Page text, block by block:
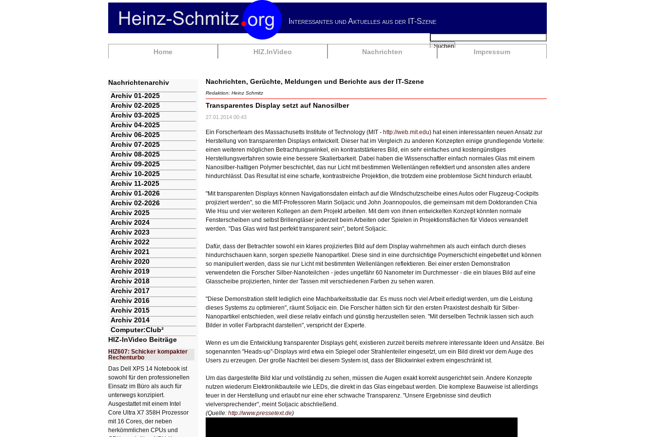
Interessantes und Aktuelles aus der IT-Szene
Navigation
Home HIZ.InVideo Nachrichten Impressum
Suchbegriffe
Suchen
Nachrichten, Gerüchte, Meldungen und Berichte aus der IT-Szene
Redaktion: Heinz Schmitz
Transparentes Display setzt auf Nanosilber
27.01.2014 00:43
Ein Forscherteam des Massachusetts Institute of Technology (MIT - http://web.mit.edu) hat einen interessanten neuen Ansatz zur
Herstellung von transparenten Displays entwickelt. Dieser hat im Vergleich zu anderen Konzepten einige grundlegende Vorteile:
einen weiteren möglichen Betrachtungswinkel, ein kontraststärkeres Bild, ein sehr einfaches und kostengünstiges
Herstellungsverfahren sowie eine bessere Skalierbarkeit. Dabei haben die Wissenschaftler einfach normales Glas mit einem
Nanosilber-haltigen Polymer beschichtet, das nur Licht mit bestimmen Wellenlängen reflektiert und ansonsten alles andere
hindurchlässt. Das Resultat ist eine scharfe, kontrastreiche Projektion, die trotzdem eine problemlose Sicht hindurch erlaubt.
"Mit transparenten Displays können Navigationsdaten einfach auf die Windschutzscheibe eines Autos oder Flugzeug-Cockpits
projiziert werden", so die MIT-Professoren Marin Soljacic und John Joannopoulos, die gemeinsam mit dem Doktoranden Chia
Wie Hsu und vier weiteren Kollegen an dem Projekt arbeiten. Mit dem von ihnen entwickelten Konzept könnten normale
Fensterscheiben und selbst Brillengläser jederzeit beim Arbeiten oder Spielen in Projektionsflächen für Videos verwandelt
werden. "Das Glas wird fast perfekt transparent sein", betont Soljacic.
Dafür, dass der Betrachter sowohl ein klares projiziertes Bild auf dem Display wahrnehmen als auch einfach durch dieses
hindurchschauen kann, sorgen spezielle Nanopartikel. Diese sind in eine durchsichtige Poymerschicht eingebettet und können
so manipuliert werden, dass sie nur Licht mit bestimmten Wellenlängen reflektieren. Bei einer ersten Demonstration
verwendeten die Forscher Silber-Nanoteilchen - jedes ungefähr 60 Nanometer im Durchmesser - die ein blaues Bild auf eine
Glasscheibe projizierten, hinter der Tassen mit verschiedenen Farben zu sehen waren.
"Diese Demonstration stellt lediglich eine Machbarkeitsstudie dar. Es muss noch viel Arbeit erledigt werden, um die Leistung
dieses Systems zu optimieren", räumt Soljacic ein. Die Forscher hätten sich für den ersten Praxistest deshalb für Silber-
Nanopartikel entschieden, weil diese relativ einfach und günstig herzustellen seien. "Mit derselben Technik lassen sich auch
Bilder in voller Farbpracht darstellen", verspricht der Experte.
Wenn es um die Entwicklung transparenter Displays geht, existieren zurzeit bereits mehrere interessante Ideen und Ansätze. Bei
sogenannten "Heads-up"-Displays wird etwa ein Spiegel oder Strahlenteiler eingesetzt, um ein Bild direkt vor dem Auge des
Users zu erzeugen. Der große Nachteil bei diesem System ist, dass der Blickwinkel extrem eingeschränkt ist.
Um das dargestellte Bild klar und vollständig zu sehen, müssen die Augen exakt korrekt ausgerichtet sein. Andere Konzepte
nutzen wiederum Elektronikbauteile wie LEDs, die direkt in das Glas eingebaut werden. Die komplexe Bauweise ist allerdings
teuer in der Herstellung und erlaubt nur eine eher schwache Transparenz. "Unsere Ergebnisse sind deutlich
vielversprechender", meint Soljacic abschließend.
(Quelle: http://www.pressetext.de)
Nachrichtenarchiv
Navigation
überspringen
Archiv 01-2025
Archiv 02-2025
Archiv 03-2025
Archiv 04-2025
Archiv 06-2025
Archiv 07-2025
Archiv 08-2025
Archiv 09-2025
Archiv 10-2025
Archiv 11-2025
Archiv 01-2026
Archiv 02-2026
Archiv 2025
Archiv 2024
Archiv 2023
Archiv 2022
Archiv 2021
Archiv 2020
Archiv 2019
Archiv 2018
Archiv 2017
Archiv 2016
Archiv 2015
Archiv 2014
Computer:Club²
HIZ-InVideo Beiträge
HIZ607: Schicker kompakter
Rechenturbo
Das Dell XPS 14 Notebook ist
sowohl für den professionellen
Einsatz im Büro als auch für
unterwegs konzipiert.
Ausgestattet mit einem Intel
Core Ultra X7 358H Prozessor
mit 16 Cores, der neben
herkömmlichen CPUs und